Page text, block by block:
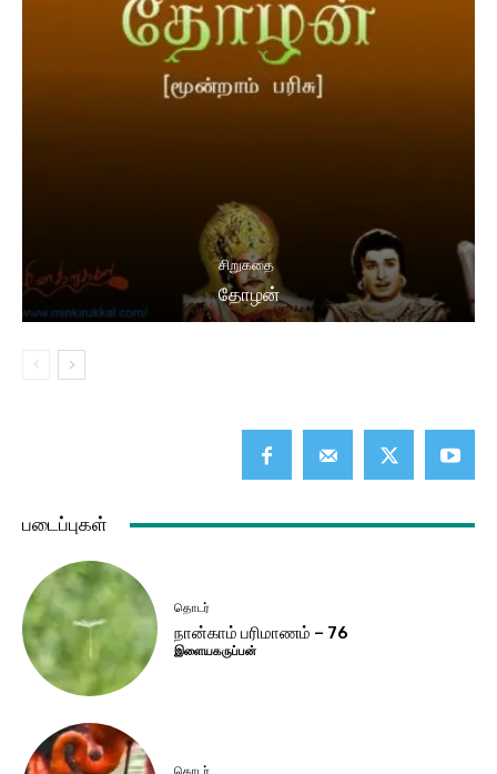
சிறுகதை
தோழன்
படைப்புகள்
தொடர்
நான்காம் பரிமாணம் – 76
இளையகருப்பன்
தொடர்